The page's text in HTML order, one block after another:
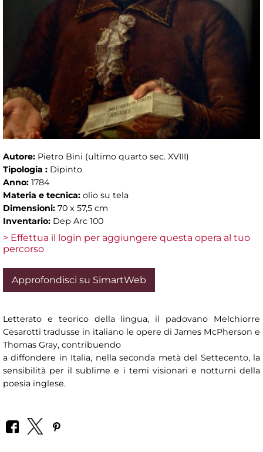
Autore: Pietro Bini (ultimo quarto sec. XVIII)
Tipologia : Dipinto
Anno: 1784
Materia e tecnica: olio su tela
Dimensioni: 70 x 57,5 cm
Inventario: Dep Arc 100
> Effettua il login per aggiungere questa opera al tuo
percorso
Approfondisci su SimartWeb
Letterato e teorico della lingua, il padovano Melchiorre
Cesarotti tradusse in italiano le opere di James McPherson e
Thomas Gray, contribuendo
a diffondere in Italia, nella seconda metà del Settecento, la
sensibilità per il sublime e i temi visionari e notturni della
poesia inglese.